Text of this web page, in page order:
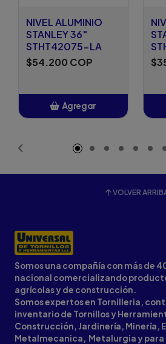
NIVEL ALUMINIO
STANLEY 36"
STHT42075-LA
$54.200 COP
Agregar
VOLVER
Somos una compañía con más de
nacional comercializando
agrícolas y de construcción.
Somos expertos en Tornilleria,
inventario de Tornillos y
Construcción, Jardinería, Minería,
Metalmecanica, Metalurgia y para